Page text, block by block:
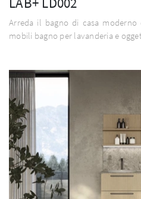
Arreda il bagno di casa moderno
mobili bagno per lavanderia e